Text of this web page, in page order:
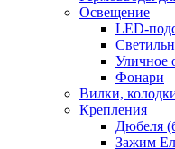
Освещение
LED-
Уличное
Фонари
Вилки,
Крепления
Дюбеля
Зажим